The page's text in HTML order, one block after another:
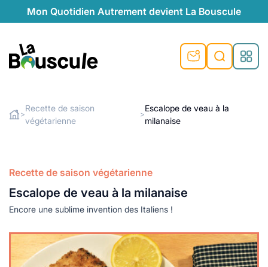
Mon Quotidien Autrement devient La Bouscule
au naturel
végétariennes
locales
plus de recyclage
beauté naturelle
naturel
de recyclage
témoignages
saison
Rechercher
>
Recette de saison
végétarienne
>
Escalope de veau à la
milanaise
Recette de saison végétarienne
Escalope de veau à la milanaise
Encore une sublime invention des Italiens !